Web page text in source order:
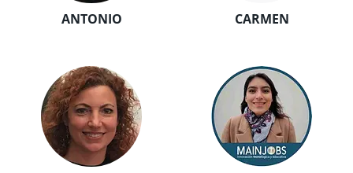
ANTONIO CARMEN